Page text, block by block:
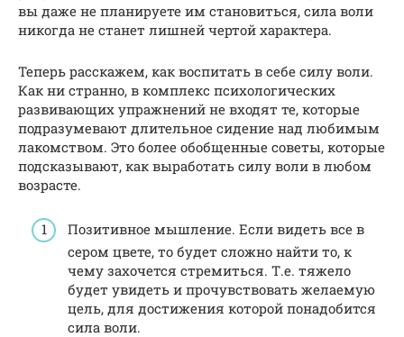
вы даже не планируете им становиться, сила воли
никогда не станет лишней чертой характера.
Теперь расскажем, как воспитать в себе силу воли.
Как ни странно, в комплекс психологических
развивающих упражнений не входят те, которые
подразумевают длительное сидение над любимым
лакомством. Это более обобщенные советы, которые
подсказывают, как выработать силу воли в любом
возрасте.
Позитивное мышление. Если видеть все в
сером цвете, то будет сложно найти то, к
чему захочется стремиться. Т.е. тяжело
будет увидеть и прочувствовать желаемую
цель, для достижения которой понадобится
сила воли.